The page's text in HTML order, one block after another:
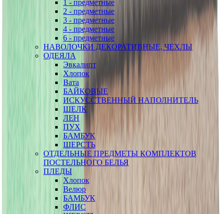
1 - предметные
2 - предметные
3 - предметные
4 - предметные
6 - предметные
НАВОЛОЧКИ ДЕКОРАТИВНЫЕ, ЧЕХЛЫ
ОДЕЯЛА
Эвкалипт
Хлопок
Вата
БАЙКОВЫЕ
ИСКУССТВЕННЫЙ НАПОЛНИТЕЛЬ
ШЕЛК
ЛЕН
ПУХ
БАМБУК
ШЕРСТЬ
ОТДЕЛЬНЫЕ ПРЕДМЕТЫ КОМПЛЕКТОВ
ПОСТЕЛЬНОГО БЕЛЬЯ
ПЛЕДЫ
Хлопок
Велюр
БАМБУК
ФЛИС